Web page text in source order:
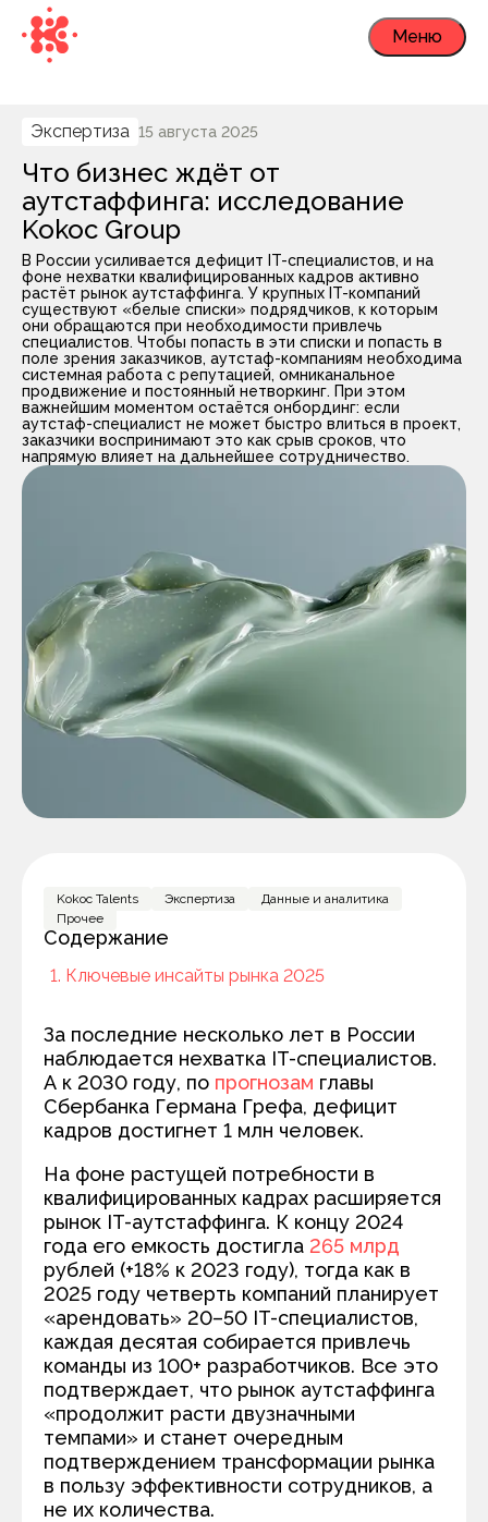
Меню
Экспертиза 15 августа 2025
Что бизнес ждёт от
аутстаффинга: исследование
Kokoc Group
В России усиливается дефицит IT-специалистов, и на
фоне нехватки квалифицированных кадров активно
растёт рынок аутстаффинга. У крупных IT-компаний
существуют «белые списки» подрядчиков, к которым
они обращаются при необходимости привлечь
специалистов. Чтобы попасть в эти списки и попасть в
поле зрения заказчиков, аутстаф-компаниям необходима
системная работа с репутацией, омниканальное
продвижение и постоянный нетворкинг. При этом
важнейшим моментом остаётся онбординг: если
аутстаф-специалист не может быстро влиться в проект,
заказчики воспринимают это как срыв сроков, что
напрямую влияет на дальнейшее сотрудничество.
Kokoc Talents Экспертиза
Данные и аналитика
Прочее
Содержание
Ключевые инсайты рынка 2025
За последние несколько лет в России
наблюдается нехватка IT-специалистов.
А к 2030 году, по прогнозам главы
Сбербанка Германа Грефа, дефицит
кадров достигнет 1 млн человек.
На фоне растущей потребности в
квалифицированных кадрах расширяется
рынок IT-аутстаффинга. К концу 2024
года его емкость достигла 265 млрд
рублей (+18% к 2023 году), тогда как в
2025 году четверть компаний планирует
«арендовать» 20–50 IT-специалистов,
каждая десятая собирается привлечь
команды из 100+ разработчиков. Все это
подтверждает, что рынок аутстаффинга
«продолжит расти двузначными
темпами» и станет очередным
подтверждением трансформации рынка
в пользу эффективности сотрудников, а
не их количества.